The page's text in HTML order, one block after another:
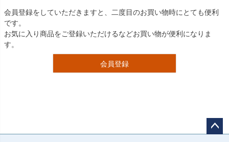
会員登録をしていただきますと、二度目のお買い物時にとても便利
です。
お気に入り商品をご登録いただけるなどお買い物が便利になりま
す。
会員登録